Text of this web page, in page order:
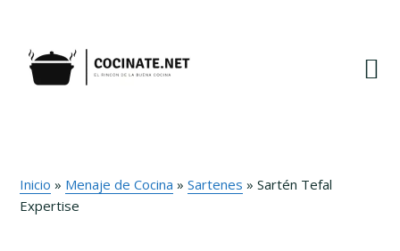
navegación
principal
contenido
principal
barra
Inicio » Menaje de Cocina »Sartenes »Sartén Tefal
Expertise